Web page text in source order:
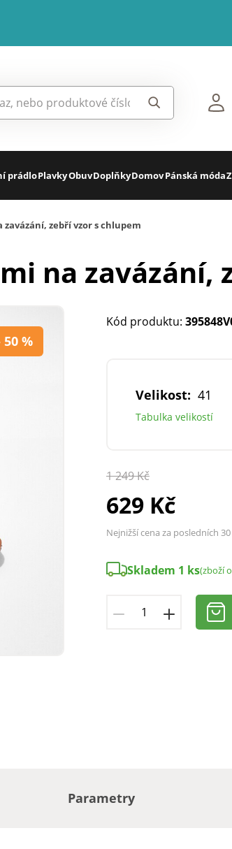
prádloPlavkyObuvDoplňkyDomovPánská móda
zebří vzor s chlupem
na zavázání,
50 %
Kód produktu:
Velikost: 41
Tabulka velikostí
1 249 Kč
629 Kč
Nejnižší cena za posledních
Skladem 1 ks(zboží
Parametry